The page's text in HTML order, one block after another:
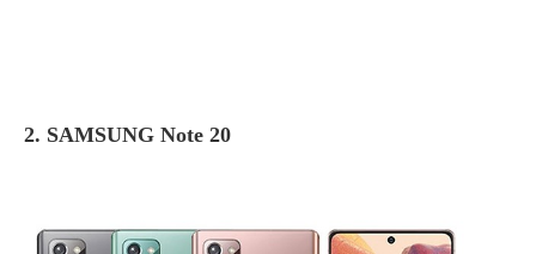
2. SAMSUNG Note 20